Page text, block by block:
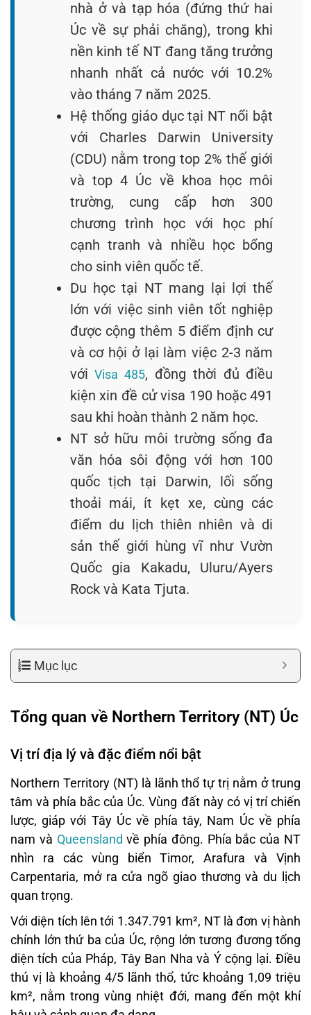
nhà ở và tạp hóa (đứng thứ hai
Úc về sự phải chăng), trong khi
nền kinh tế NT đang tăng trưởng
nhanh nhất cả nước với 10.2%
vào tháng 7 năm 2025.
Hệ thống giáo dục tại NT nổi bật
với Charles Darwin University
(CDU) nằm trong top 2% thế giới
và top 4 Úc về khoa học môi
trường, cung cấp hơn 300
chương trình học với học phí
cạnh tranh và nhiều học bổng
cho sinh viên quốc tế.
Du học tại NT mang lại lợi thế
lớn với việc sinh viên tốt nghiệp
được cộng thêm 5 điểm định cư
và cơ hội ở lại làm việc 2-3 năm
vớiVisa 485, đồng thời đủ điều
kiện xin đề cử visa 190 hoặc 491
sau khi hoàn thành 2 năm học.
NT sở hữu môi trường sống đa
văn hóa sôi động với hơn 100
quốc tịch tại Darwin, lối sống
thoải mái, ít kẹt xe, cùng các
điểm du lịch thiên nhiên và di
sản thế giới hùng vĩ như Vườn
Quốc gia Kakadu, Uluru/Ayers
Rock và Kata Tjuta.
Mục lục
Tổng quan về Northern Territory (NT) Úc
Vị trí địa lý và đặc điểm nổi bật
Northern Territory (NT) là lãnh thổ tự trị nằm ở trung
tâm và phía bắc của Úc. Vùng đất này có vị trí chiến
lược, giáp với Tây Úc về phía tây, Nam Úc về phía
nam và Queensland về phía đông. Phía bắc của NT
nhìn ra các vùng biển Timor, Arafura và Vịnh
Carpentaria, mở ra cửa ngõ giao thương và du lịch
quan trọng.
Với diện tích lên tới 1.347.791 km², NT là đơn vị hành
chính lớn thứ ba của Úc, rộng lớn tương đương tổng
diện tích của Pháp, Tây Ban Nha và Ý cộng lại. Điều
thú vị là khoảng 4/5 lãnh thổ, tức khoảng 1,09 triệu
km², nằm trong vùng nhiệt đới, mang đến một khí